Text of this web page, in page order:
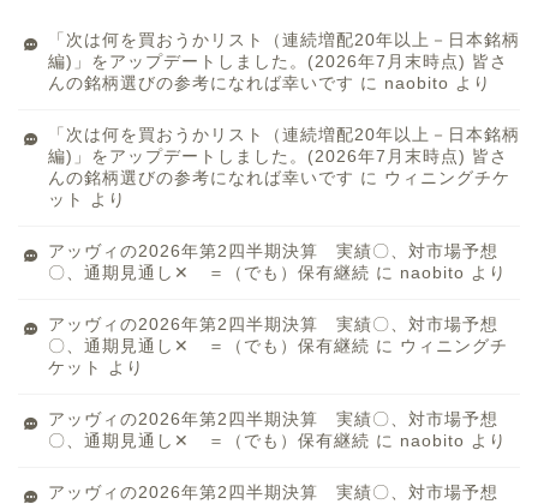
「次は何を買おうかリスト（連続増配20年以上－日本銘柄
編)」をアップデートしました。(2026年7月末時点) 皆さ
んの銘柄選びの参考になれば幸いです に naobito より
「次は何を買おうかリスト（連続増配20年以上－日本銘柄
編)」をアップデートしました。(2026年7月末時点) 皆さ
んの銘柄選びの参考になれば幸いです に ウィニングチケ
ット
より
アッヴィの2026年第2四半期決算 実績〇、対市場予想
〇、通期見通し✕ ＝（でも）保有継続 に naobito より
アッヴィの2026年第2四半期決算 実績〇、対市場予想
〇、通期見通し✕ ＝（でも）保有継続 に ウィニングチ
ケット
より
アッヴィの2026年第2四半期決算 実績〇、対市場予想
〇、通期見通し✕ ＝（でも）保有継続 に naobito より
アッヴィの2026年第2四半期決算 実績〇、対市場予想